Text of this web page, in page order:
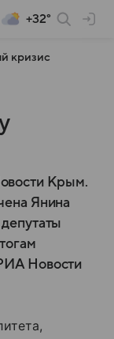
+32°
кризис
Крым.
Янина
Новости